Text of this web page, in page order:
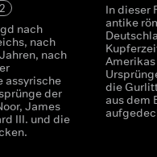
nach
nach
nach
assyrische
der
James
III. und die
In dieser
antike
die
aus dem